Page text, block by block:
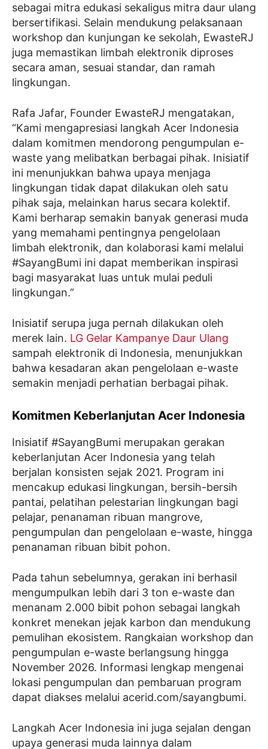
sebagai mitra edukasi sekaligus mitra daur ulang
bersertifikasi. Selain mendukung pelaksanaan
workshop dan kunjungan ke sekolah, EwasteRJ
juga memastikan limbah elektronik diproses
secara aman, sesuai standar, dan ramah
lingkungan.
Rafa Jafar, Founder EwasteRJ mengatakan,
“Kami mengapresiasi langkah Acer Indonesia
dalam komitmen mendorong pengumpulan e-
waste yang melibatkan berbagai pihak. Inisiatif
ini menunjukkan bahwa upaya menjaga
lingkungan tidak dapat dilakukan oleh satu
pihak saja, melainkan harus secara kolektif.
Kami berharap semakin banyak generasi muda
yang memahami pentingnya pengelolaan
limbah elektronik, dan kolaborasi kami melalui
#SayangBumi ini dapat memberikan inspirasi
bagi masyarakat luas untuk mulai peduli
lingkungan.”
Inisiatif serupa juga pernah dilakukan oleh
merek lain. LG Gelar Kampanye Daur Ulang
sampah elektronik di Indonesia, menunjukkan
bahwa kesadaran akan pengelolaan e-waste
semakin menjadi perhatian berbagai pihak.
Komitmen Keberlanjutan Acer Indonesia
Inisiatif #SayangBumi merupakan gerakan
keberlanjutan Acer Indonesia yang telah
berjalan konsisten sejak 2021. Program ini
mencakup edukasi lingkungan, bersih-bersih
pantai, pelatihan pelestarian lingkungan bagi
pelajar, penanaman ribuan mangrove,
pengumpulan dan pengelolaan e-waste, hingga
penanaman ribuan bibit pohon.
Pada tahun sebelumnya, gerakan ini berhasil
mengumpulkan lebih dari 3 ton e-waste dan
menanam 2.000 bibit pohon sebagai langkah
konkret menekan jejak karbon dan mendukung
pemulihan ekosistem. Rangkaian workshop dan
pengumpulan e-waste berlangsung hingga
November 2026. Informasi lengkap mengenai
lokasi pengumpulan dan pembaruan program
dapat diakses melalui acerid.com/sayangbumi.
Langkah Acer Indonesia ini juga sejalan dengan
upaya generasi muda lainnya dalam